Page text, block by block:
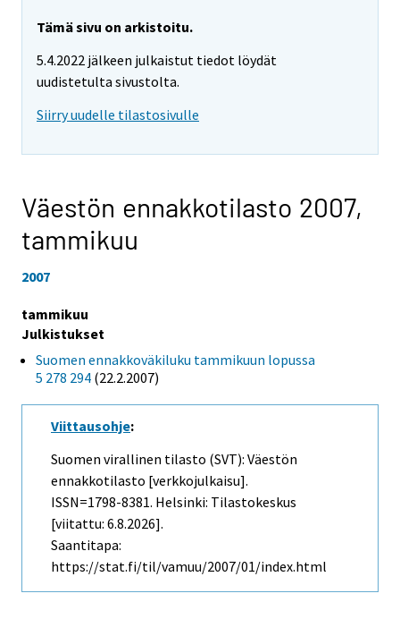
Tämä sivu on arkistoitu.
5.4.2022 jälkeen julkaistut tiedot löydät
uudistetulta sivustolta.
Siirry uudelle tilastosivulle
Väestön ennakkotilasto 2007,
tammikuu
2007
tammikuu
Julkistukset
Suomen ennakkoväkiluku tammikuun lopussa
5 278 294 (22.2.2007)
Viittausohje:
Suomen virallinen tilasto (SVT): Väestön
ennakkotilasto [verkkojulkaisu].
ISSN=1798-8381. Helsinki: Tilastokeskus
[viitattu: 6.8.2026].
Saantitapa:
https://stat.fi/til/vamuu/2007/01/index.html